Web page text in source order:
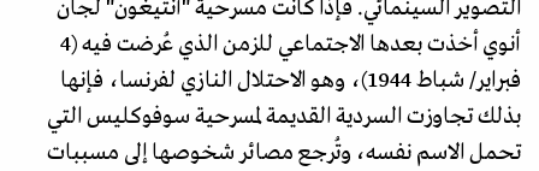
التصوير السينمائي. فإذا كانت مسرحية "أنتيغون" لجان
أنوي أخذت بعدها الاجتماعي للزمن الذي عُرضت فيه (4
فبراير/ شباط 1944)، وهو الاحتلال النازي لفرنسا، فإنها
بذلك تجاوزت السردية القديمة لمسرحية سوفوكليس التي
تحمل الاسم نفسه، وتُرجع مصائر شخوصها إلى مسببات